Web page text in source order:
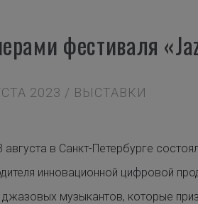
фестиваля
2023 / ВЫСТАВКИ
августа в Санкт-Петербурге
инновационной цифровой
музыкантов, которые